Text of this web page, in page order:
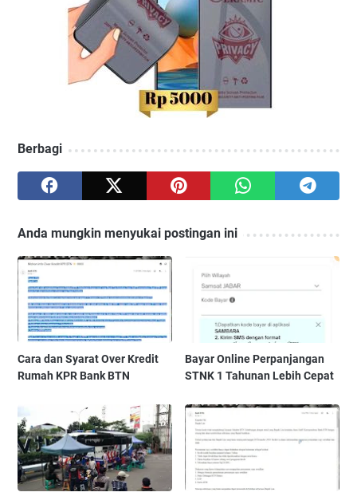
Berbagi
Anda mungkin menyukai postingan ini
Cara dan Syarat Over Kredit
Rumah KPR Bank BTN
Bayar Online Perpanjangan
STNK 1 Tahunan Lebih Cepat